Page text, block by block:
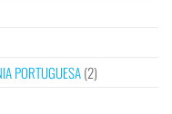
PORTUGUESA(2)